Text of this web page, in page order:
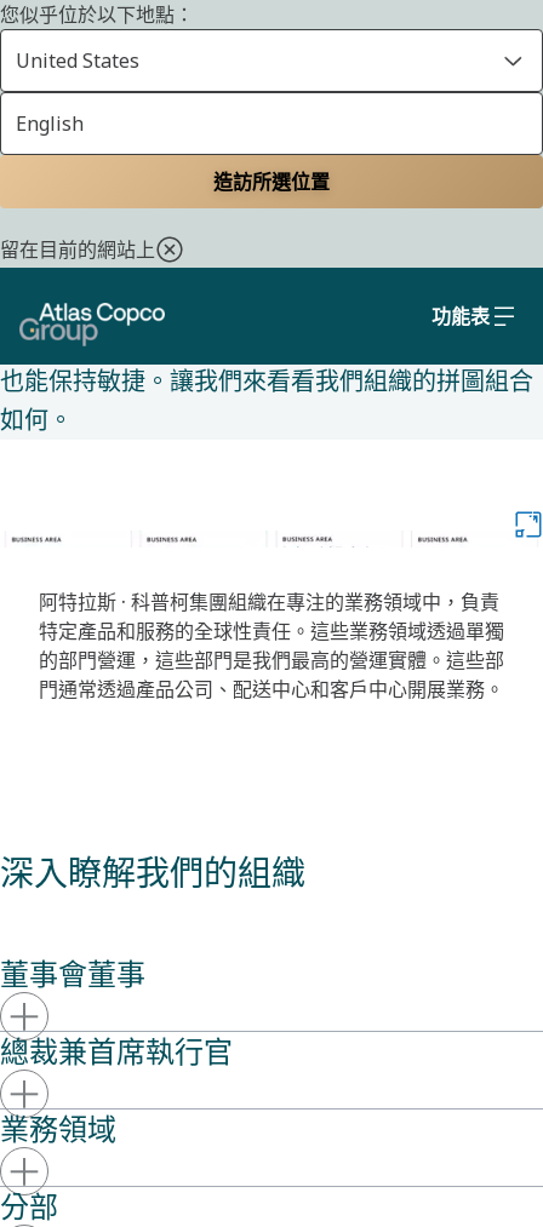
您似乎位於以下地點：
United States
English
造訪所選位置
留在目前的網站上
功能表
關於我們
定義我們的分散式組織
我們的組織是分散的。我們之所以選擇這個模式，
是因為我們認為最接近問題的人通常最接近及時的
解決方案。因此，分散化使我們即使作為全球集團
也能保持敏捷。讓我們來看看我們組織的拼圖組合
如何。 ​
阿特拉斯 · 科普柯集團組織在專注的業務領域中，負責
特定產品和服務的全球性責任。這些業務領域透過單獨
的部門營運，這些部門是我們最高的營運實體。這些部
門通常透過產品公司、配送中心和客戶中心開展業務。
深入瞭解我們的組織
董事會董事
總裁兼首席執行官
業務領域
分部